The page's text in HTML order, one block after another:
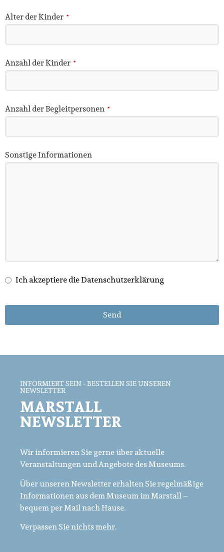
Alter der Kinder *
Anzahl der Kinder *
Anzahl der Begleitpersonen *
Sonstige Informationen
Ich akzeptiere die Datenschutzerklärung
Send
should
INFORMIERT SEIN - BESTELLEN SIE UNSEREN
NEWSLETTER
MARSTALL
NEWSLETTER
Wir informieren Sie gerne über aktuelle
Veranstaltungen und Angebote des Museums.
Über unseren Newsletter erhalten Sie regelmäßige
Informationen aus dem Museum im Marstall –
bequem per Mail nach Hause.
Verpassen Sie nichts mehr.